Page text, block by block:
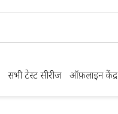
सभी टेस्ट सीरीज ऑफ़लाइन केंद्र